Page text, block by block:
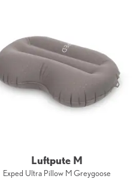
Luftpute M
Exped Ultra Pillow M Greygoose